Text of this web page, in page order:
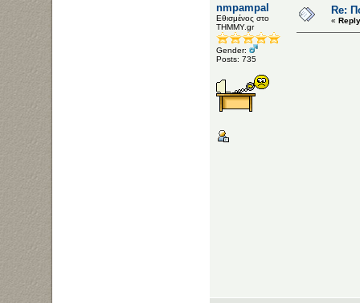
nmpampal
Εθισμένος στο
ΤΗΜΜΥ.gr
Gender:
Posts: 735
Re:
«